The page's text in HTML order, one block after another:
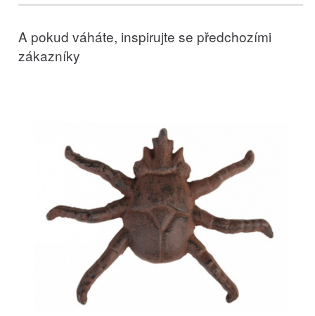
A pokud váháte, inspirujte se předchozími
zákazníky